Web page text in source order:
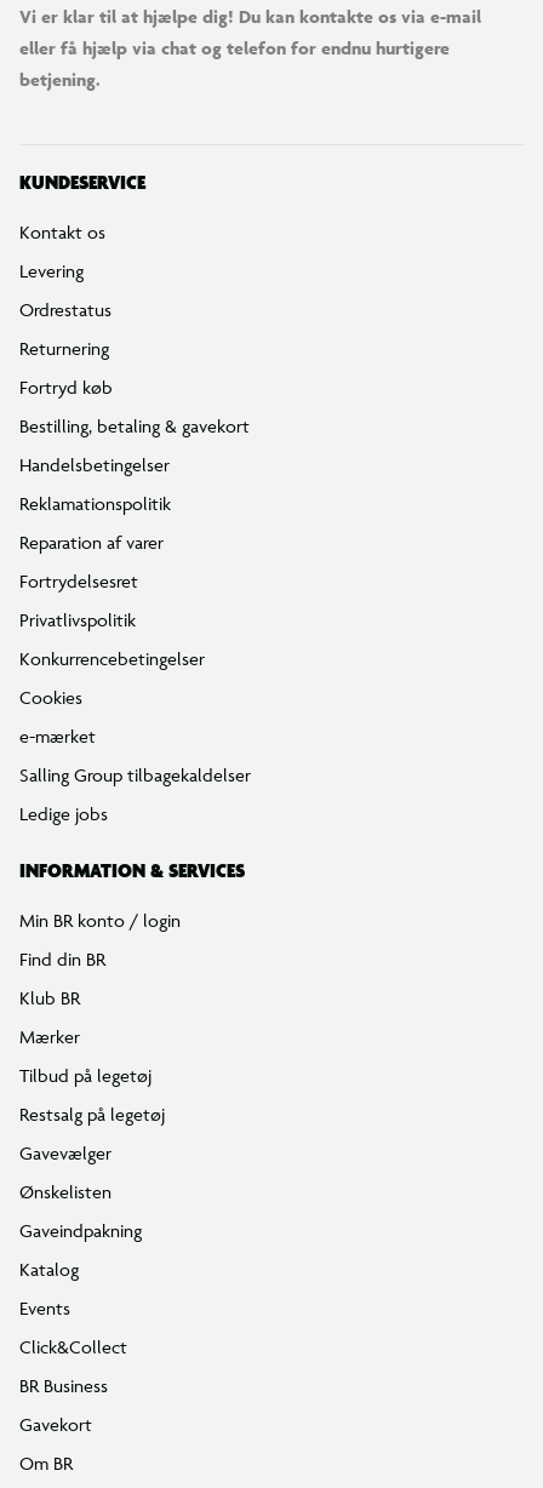
Vi er klar til at hjælpe dig! Du kan kontakte os via e-mail
eller få hjælp via chat og telefon for endnu hurtigere
betjening.
KUNDESERVICE
Kontakt os
Levering
Ordrestatus
Returnering
Fortryd køb
Bestilling, betaling & gavekort
Handelsbetingelser
Reklamationspolitik
Reparation af varer
Fortrydelsesret
Privatlivspolitik
Konkurrencebetingelser
Cookies
e-mærket
Salling Group tilbagekaldelser
Ledige jobs
INFORMATION & SERVICES
Min BR konto / login
Find din BR
Klub BR
Mærker
Tilbud på legetøj
Restsalg på legetøj
Gavevælger
Ønskelisten
Gaveindpakning
Katalog
Events
Click&Collect
BR Business
Gavekort
Om BR